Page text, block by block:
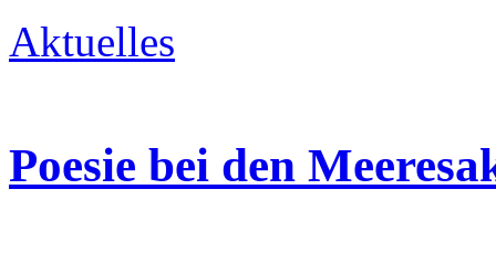
Aktuelles
Poesie bei den